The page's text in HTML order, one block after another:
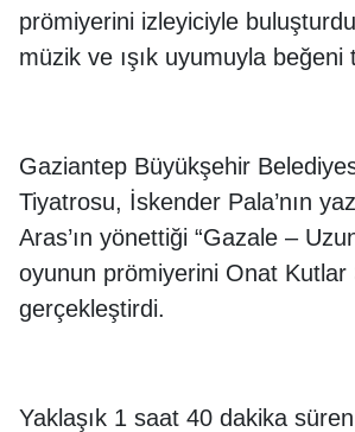
prömiyerini izleyiciyle
müzik ve ışık uyumuyla beğeni
Gaziantep Büyükşehir
Tiyatrosu, İskender Pala’nın
Aras’ın yönettiği “Gazale –
oyunun prömiyerini Onat Kutlar
gerçekleştirdi.
Yaklaşık 1 saat 40 dakika